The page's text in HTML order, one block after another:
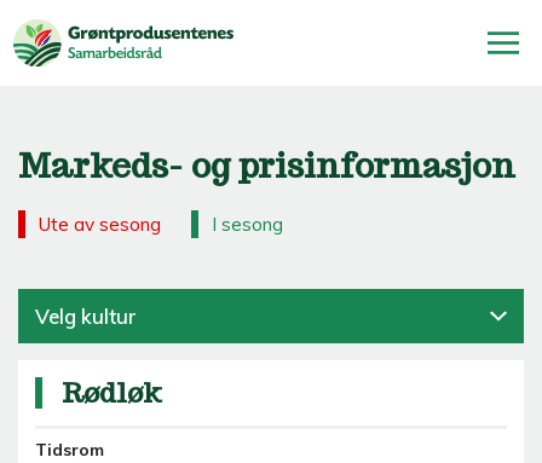
Markeds- og prisinformasjon
Ute av sesong I sesong
Velg kultur
Rødløk
Tidsrom